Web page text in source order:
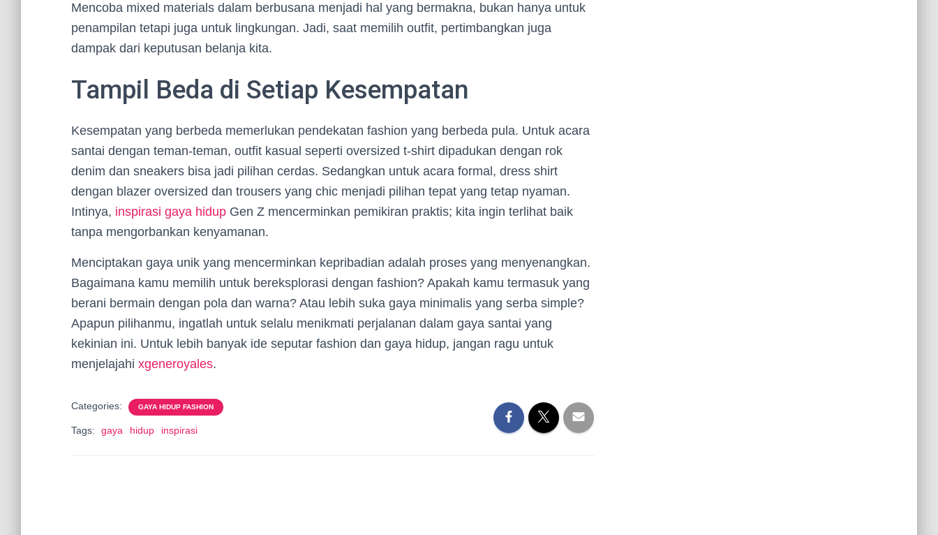
Mencoba mixed materials dalam berbusana menjadi hal yang bermakna, bukan hanya untuk
penampilan tetapi juga untuk lingkungan. Jadi, saat memilih outfit, pertimbangkan juga
dampak dari keputusan belanja kita.
Tampil Beda di Setiap Kesempatan
Kesempatan yang berbeda memerlukan pendekatan fashion yang berbeda pula. Untuk acara
santai dengan teman-teman, outfit kasual seperti oversized t-shirt dipadukan dengan rok
denim dan sneakers bisa jadi pilihan cerdas. Sedangkan untuk acara formal, dress shirt
dengan blazer oversized dan trousers yang chic menjadi pilihan tepat yang tetap nyaman.
Intinya, inspirasi gaya hidup Gen Z mencerminkan pemikiran praktis; kita ingin terlihat baik
tanpa mengorbankan kenyamanan.
Menciptakan gaya unik yang mencerminkan kepribadian adalah proses yang menyenangkan.
Bagaimana kamu memilih untuk bereksplorasi dengan fashion? Apakah kamu termasuk yang
berani bermain dengan pola dan warna? Atau lebih suka gaya minimalis yang serba simple?
Apapun pilihanmu, ingatlah untuk selalu menikmati perjalanan dalam gaya santai yang
kekinian ini. Untuk lebih banyak ide seputar fashion dan gaya hidup, jangan ragu untuk
menjelajahi xgeneroyales.
Categories: GAYA HIDUP FASHION
Tags: gaya hidup inspirasi